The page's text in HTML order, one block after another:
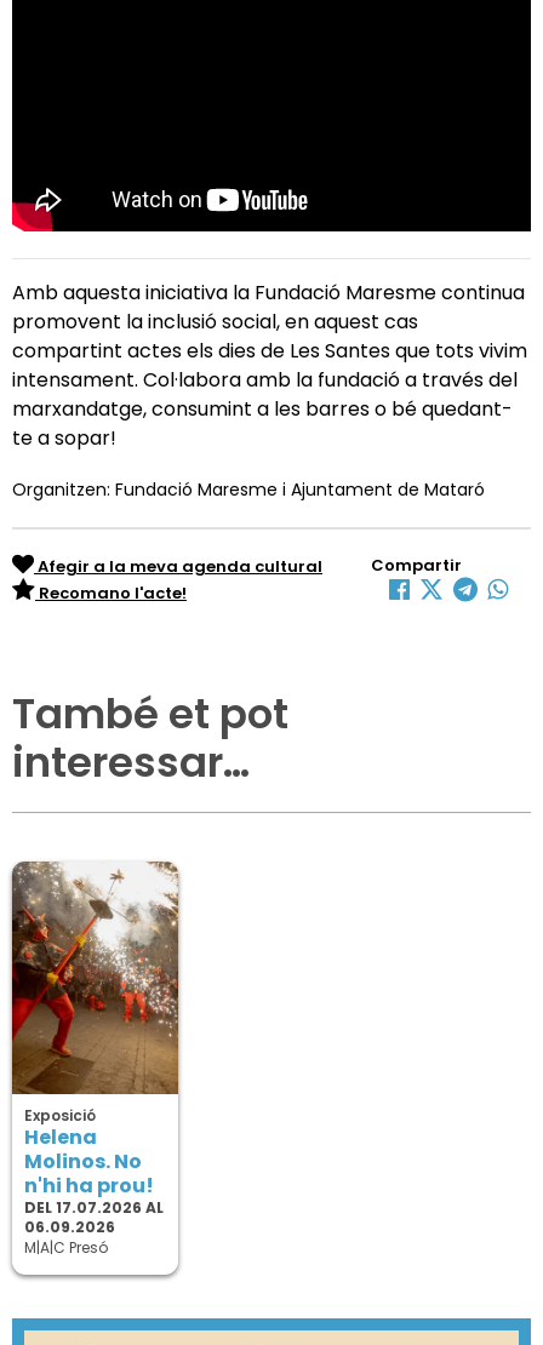
Amb aquesta iniciativa la Fundació Maresme continua
promovent la inclusió social, en aquest cas
compartint actes els dies de Les Santes que tots vivim
intensament. Col·labora amb la fundació a través del
marxandatge, consumint a les barres o bé quedant-
te a sopar!
Organitzen: Fundació Maresme i Ajuntament de Mataró
Afegir a la meva agenda cultural
Recomano l'acte!
Compartir
També et pot
interessar…
Exposició
Helena
Molinos. No
n'hi ha prou!
DEL 17.07.2026 AL
06.09.2026
M|A|C Presó